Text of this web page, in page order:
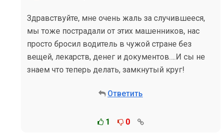
Здравствуйте, мне очень жаль за случившееся,
мы тоже пострадали от этих машенников, нас
просто бросил водитель в чужой стране без
вещей, лекарств, денег и документов….И сы не
знаем что теперь делать, замкнутый круг!
Ответить
1 0